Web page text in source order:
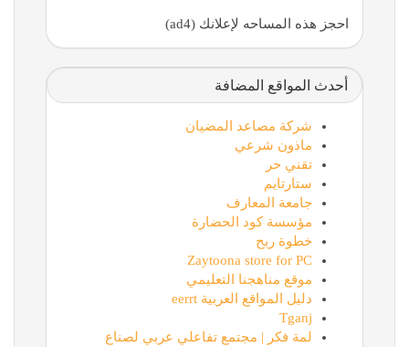
احجز هذه المساحه لإعلانك (ad4)
أحدث المواقع المضافة
شركة مصاعد المضيان
ماذون شرعي
تقني حر
ستارتايم
جامعة المعارف
مؤسسة كود الحضارة
خطوة ربح
Zaytoona store for PC
موقع مناهجنا التعليمي
دليل المواقع العربية eerrt
Tganj
لمة فكر | مجتمع تفاعلي عربي لصناع